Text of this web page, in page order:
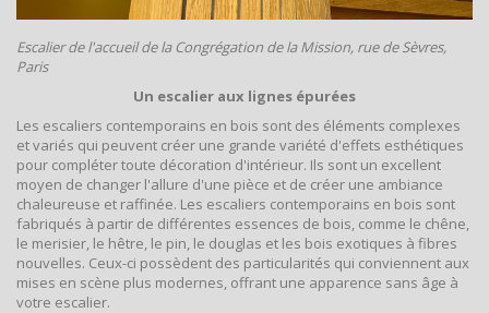
Escalier de l'accueil de la Congrégation de la Mission, rue de Sèvres,
Paris
Un escalier aux lignes épurées
Les escaliers contemporains en bois sont des éléments complexes
et variés qui peuvent créer une grande variété d'effets esthétiques
pour compléter toute décoration d'intérieur. Ils sont un excellent
moyen de changer l'allure d'une pièce et de créer une ambiance
chaleureuse et raffinée. Les escaliers contemporains en bois sont
fabriqués à partir de différentes essences de bois, comme le chêne,
le merisier, le hêtre, le pin, le douglas et les bois exotiques à fibres
nouvelles. Ceux-ci possèdent des particularités qui conviennent aux
mises en scène plus modernes, offrant une apparence sans âge à
votre escalier.